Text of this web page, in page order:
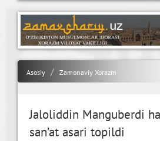
Asosiy Zamonaviy Xorazm
Jaloliddin Manguberdi
san’at asari topildi